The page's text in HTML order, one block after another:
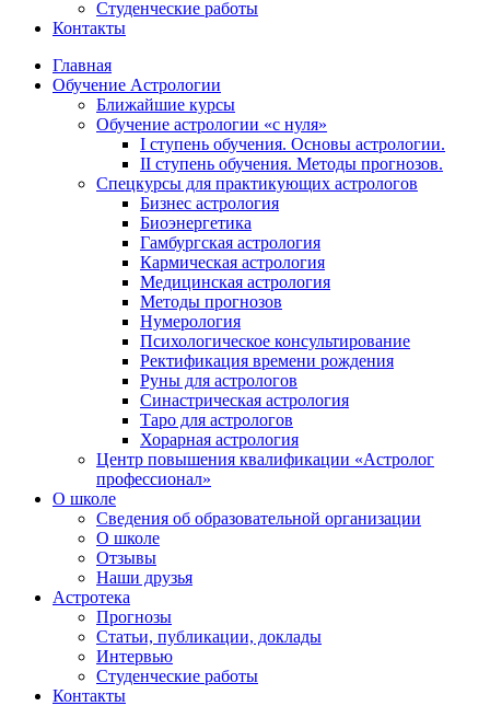
Студенческие работы
Контакты
Главная
Обучение Астрологии
Ближайшие курсы
Обучение астрологии «с нуля»
I ступень обучения. Основы астрологии.
II ступень обучения. Методы прогнозов.
Спецкурсы для практикующих астрологов
Бизнес астрология
Биоэнергетика
Гамбургская астрология
Кармическая астрология
Медицинская астрология
Методы прогнозов
Нумерология
Психологическое консультирование
Ректификация времени рождения
Руны для астрологов
Синастрическая астрология
Таро для астрологов
Хорарная астрология
Центр повышения квалификации «Астролог
профессионал»
О школе
Сведения об образовательной организации
О школе
Отзывы
Наши друзья
Астротека
Прогнозы
Статьи, публикации, доклады
Интервью
Студенческие работы
Контакты